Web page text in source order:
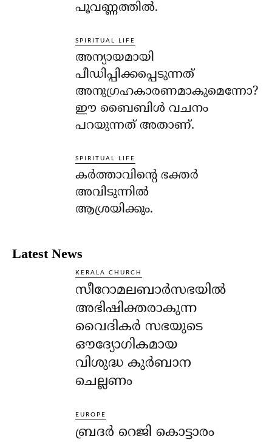
പൂവണ്ണത്തില്‍.
SPIRITUAL LIFE
അന്യായമായി
പീഡിപ്പിക്കപ്പെടുന്നത്
അനുഗ്രഹകാരണമാകുമെന്നോ?
ഈ ബൈബിള്‍ വചനം
പറയുന്നത് അതാണ്.
SPIRITUAL LIFE
കര്‍ത്താവിന്റെ ഭക്തര്‍
അവിടുന്നില്‍
ആശ്രയിക്കും.
Latest News
KERALA CHURCH
സീറോമലബാർസഭയിൽ
അഭിഷിക്തരാകുന്ന
വൈദികർ സഭയുടെ
ഔദ്യോഗികമായ
വിശുദ്ധ കുർബാന
ചെല്ലണം
EUROPE
ബ്രദർ റെജി കൊട്ടാരം